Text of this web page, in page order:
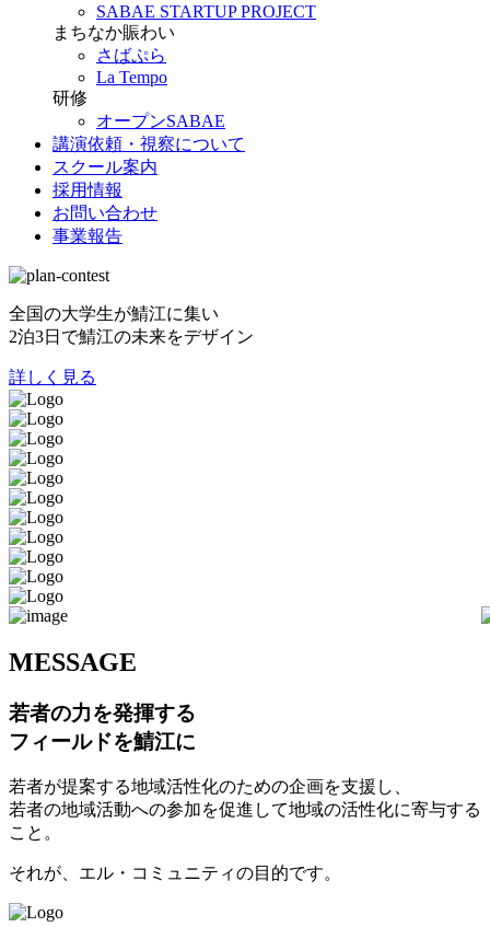
SABAE STARTUP PROJECT
まちなか賑わい
さばぷら
La Tempo
研修
オープンSABAE
講演依頼・視察について
スクール案内
採用情報
お問い合わせ
事業報告
全国の大学生が鯖江に集い
2泊3日で鯖江の未来をデザイン
詳しく見る
MESSAGE
若者の力を発揮する
フィールドを鯖江に
若者が提案する地域活性化のための企画を支援し、
若者の地域活動への参加を促進して地域の活性化に寄与する
こと。
それが、エル・コミュニティの目的です。